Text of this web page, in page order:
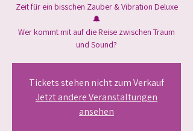
Zeit für ein bisschen Zauber & Vibration Deluxe
🔔
Wer kommt mit auf die Reise zwischen Traum
Tickets stehen nicht zum Verkauf
Jetzt andere Veranstaltungen
ansehen